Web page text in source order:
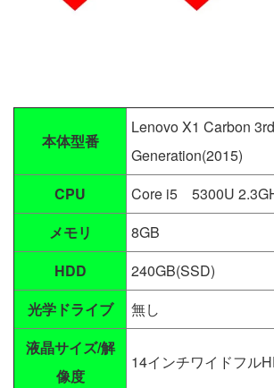
本体型番
Lenovo X1 Carbon 3rd
Generation(2015)
CPU
Core i5 5300U
メモリ
8GB
HDD
240GB(SSD)
光学ドライブ
無し
液晶サイズ/解
像度
14インチワイドフル